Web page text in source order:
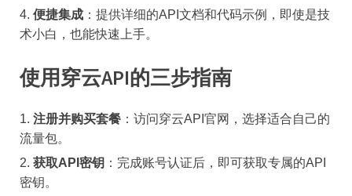
便捷集成 ：提供详细的API文档和代码示例，即使是技
术小白，也能快速上手。
使用穿云API的三步指南
注册并购买套餐 ：访问穿云API官网，选择适合自己的
流量包。
获取API密钥 ：完成账号认证后，即可获取专属的API
密钥。